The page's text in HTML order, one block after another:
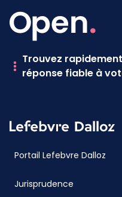
Trouvez
réponse fiable à
Portail Lefebvre Dalloz
Jurisprudence